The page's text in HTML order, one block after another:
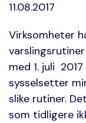
11.08.2017
Virksomheter
med 1. juli
sysselsetter
slike rutiner.
som tidligere